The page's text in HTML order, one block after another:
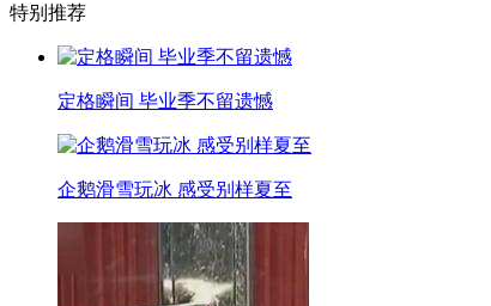
特别推荐
定格瞬间 毕业季不留遗憾
企鹅滑雪玩冰 感受别样夏至